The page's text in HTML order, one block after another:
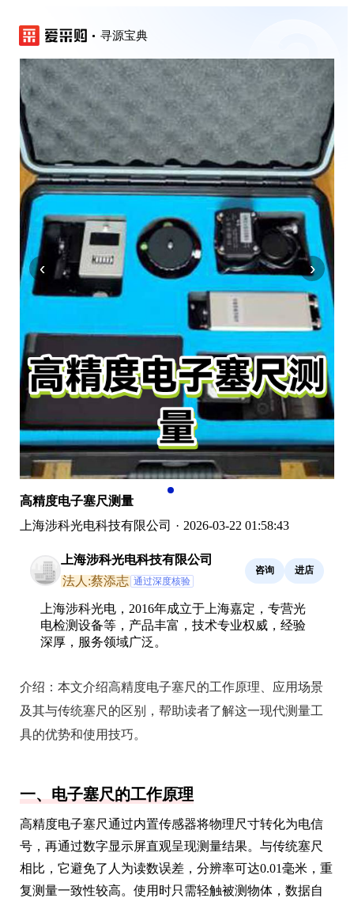
寻源宝典
‹ ›
高精度电子塞尺测量
上海涉科光电科技有限公司 · 2026-03-22 01:58:43
上海涉科光电科技有限公司
法人:蔡添志 通过深度核验
咨询 进店
上海涉科光电，2016年成立于上海嘉定，专营光
电检测设备等，产品丰富，技术专业权威，经验
深厚，服务领域广泛。
介绍： 本文介绍高精度电子塞尺的工作原理、应用场景
及其与传统塞尺的区别，帮助读者了解这一现代测量工
具的优势和使用技巧。
一、电子塞尺的工作原理
高精度电子塞尺通过内置传感器将物理尺寸转化为电信
号，再通过数字显示屏直观呈现测量结果。与传统塞尺
相比，它避免了人为读数误差，分辨率可达0.01毫米，重
复测量一致性较高。使用时只需轻触被测物体，数据自